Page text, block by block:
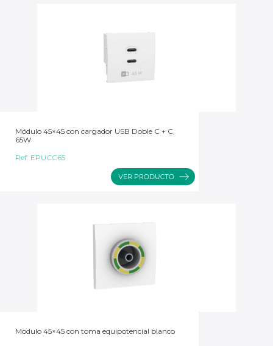
Módulo 45×45 con cargador USB Doble C + C,
65W
Ref: EPUCC65
Modulo 45×45 con toma equipotencial blanco